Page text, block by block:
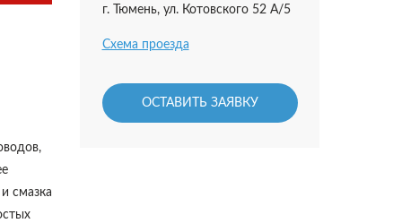
смазка
г. Тюмень, ул. Котовского 52 А/5
Схема проезда
ОСТАВИТЬ ЗАЯВКУ